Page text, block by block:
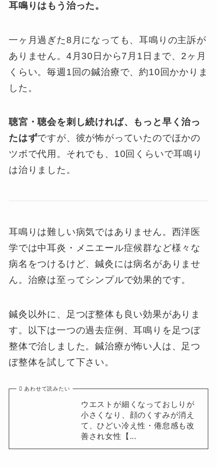
耳鳴りはもう治った。
一ヶ月過ぎた8月になっても、耳鳴りの主訴が
ありません。4月30日から7月1日まで、2ヶ月
くらい。毎週1回の鍼治療で、約10回かかりま
した。
聴宮・聴会を刺し続ければ、もっと早く治っ
たはずですが、彼が怖がっていたのでほかの
ツボで代用。それでも、10回くらいで耳鳴り
は治りました。
耳鳴りは難しい病気ではありません。西洋医
学では中耳炎・メニエール症候群など様々な
病名をつけるけど、鍼灸には病名がありませ
ん。治療は至ってシンプルで効果的です。
鍼灸以外に、足つぼ整体も良い効果がありま
す。以下は一つの過去症例、耳鳴りを足つぼ
整体で治しました。鍼治療が怖い人は、足つ
ぼ整体を試して下さい。
あわせて読みたい
ウエストが細くなっておしりが
小さくなり、顔のくすみが消え
て、ひどい冷え性・倦怠感も改
善され女性【...